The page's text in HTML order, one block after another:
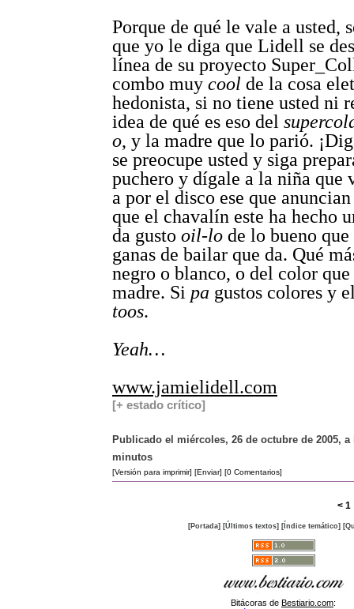
Porque de qué le vale a usted,
que yo le diga que Lidell se
línea de su proyecto
combo muy cool de la cosa
hedonista, si no tiene usted ni
idea de qué es eso del
o, y la madre que lo parió.
se preocupe usted y siga
puchero y dígale a la niña que
a por el disco ese que
que el chavalín este ha hecho
da gusto oil-lo de lo bueno que
ganas de bailar que da. Qué
negro o blanco, o del color
madre. Si pa gustos colores y
toos.
Yeah…
www.jamielidell.com
[+ estado crítico]
Publicado el miércoles, 26 de octubre de 2005, a
minutos
[Versión para imprimir] [Enviar] [0 Comentarios]
< 1
[Portada] [Últimos textos] [Índice temático]
Bitácoras de Bestiario.com: